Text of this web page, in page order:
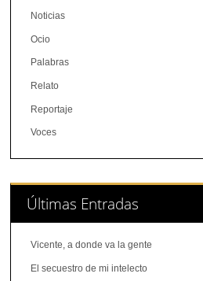
Noticias
Ocio
Palabras
Relato
Reportaje
Voces
Últimas Entradas
Vicente, a donde va la gente
El secuestro de mi intelecto